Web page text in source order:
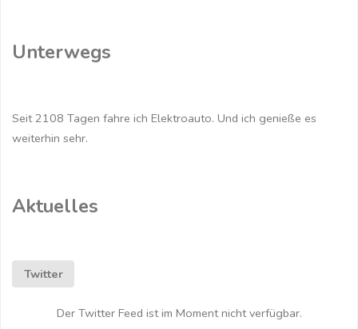
Halbjahr
das
Unterwegs
Seit 2108 Tagen fahre ich Elektroauto. Und ich genieße es
weiterhin sehr.
Aktuelles
Twitter
Der Twitter Feed ist im Moment nicht verfügbar.